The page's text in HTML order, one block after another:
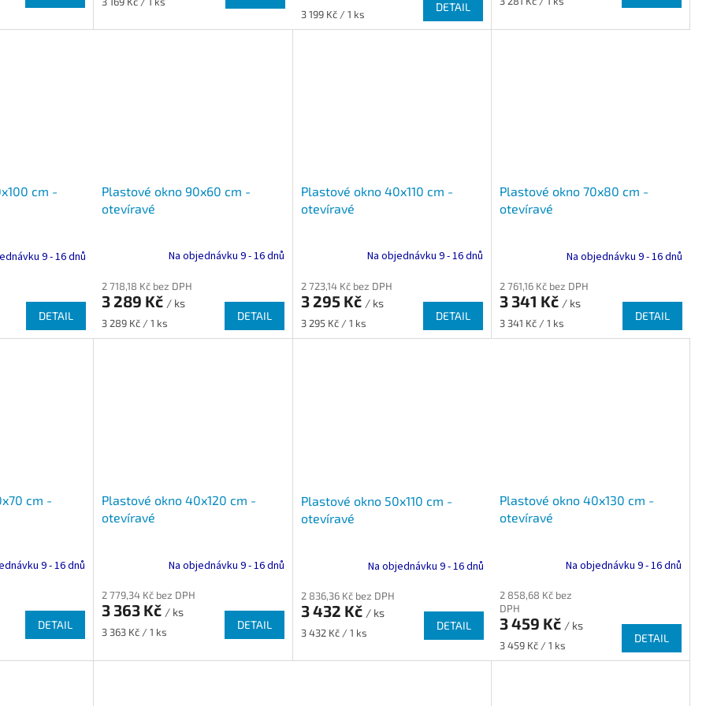
Měrná
cena:
3 199 Kč / 1 ks
DETAIL
cm -
9 - 16 dnů
DETAIL
Plastové okno 90x60 cm -
otevíravé
Na objednávku 9 - 16 dnů
2 718,18 Kč bez DPH
3 289 Kč / ks
Měrná
cena:
3 289 Kč / 1 ks
DETAIL
Plastové okno 40x110 cm -
otevíravé
Na objednávku 9 - 16 dnů
2 723,14 Kč bez DPH
3 295 Kč / ks
Měrná
cena:
3 295 Kč / 1 ks
DETAIL
Plastové okno 70x80 cm -
otevíravé
Na objednávku 9 - 16 dnů
2 761,16 Kč bez DPH
3 341 Kč / ks
Měrná
cena:
3 341 Kč / 1 ks
DETAIL
cm -
9 - 16 dnů
DETAIL
Plastové okno 40x120 cm -
otevíravé
Na objednávku 9 - 16 dnů
2 779,34 Kč bez DPH
3 363 Kč / ks
Měrná
3 363 Kč / 1 ks
DETAIL
Plastové okno 50x110 cm -
otevíravé
Na objednávku 9 - 16 dnů
2 836,36 Kč bez DPH
3 432 Kč / ks
Měrná
3 432 Kč / 1 ks
DETAIL
Plastové okno 40x130 cm -
otevíravé
Na objednávku 9 - 16 dnů
2 858,68 Kč bez
DPH
3 459 Kč / ks
Měrná
cena:
3 459 Kč / 1 ks
DETAIL